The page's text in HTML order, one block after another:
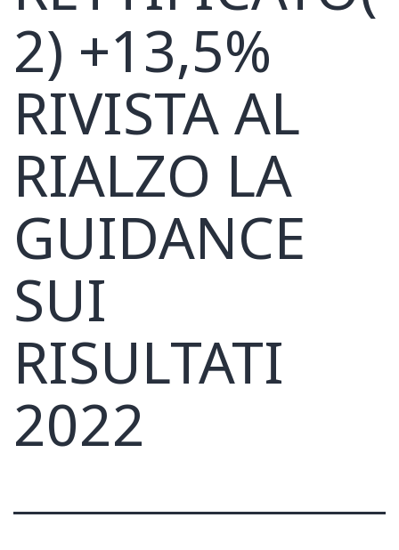
2) +13,5%
RIVISTA AL
RIALZO LA
GUIDANCE
SUI
RISULTATI
2022